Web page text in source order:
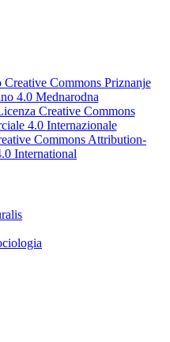
Creative Commons Priznanje
4.0 Mednarodna
Creative Commons
4.0 Internazionale
Commons Attribution-
International